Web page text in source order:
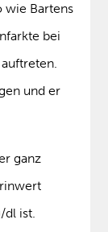
wie Bartens
bei
und er
ganz
dl ist.